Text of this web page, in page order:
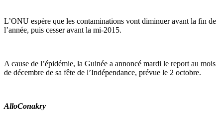
L’ONU espère que les contaminations vont diminuer avant la fin de
l’année, puis cesser avant la mi-2015.
A cause de l’épidémie, la Guinée a annoncé mardi le report au mois
de décembre de sa fête de l’Indépendance, prévue le 2 octobre.
AlloConakry